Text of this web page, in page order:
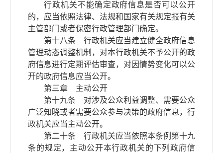
行政机关不能确定政府信息是否可以公开
的，应当依照法律、法规和国家有关规定报有关
主管部门或者保密行政管理部门确定。
第十八条 行政机关应当建立健全政府信息
管理动态调整机制，对本行政机关不予公开的政
府信息进行定期评估审查，对因情势变化可以公
开的政府信息应当公开。
第三章 主动公开
第十九条 对涉及公众利益调整、需要公众
广泛知晓或者需要公众参与决策的政府信息，行
政机关应当主动公开。
第二十条 行政机关应当依照本条例第十九
条的规定，主动公开本行政机关的下列政府信